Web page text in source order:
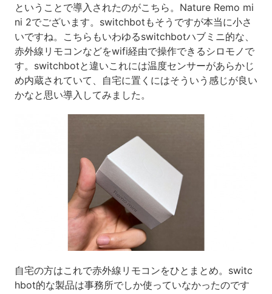
ということで導入されたのがこちら。Nature Remo mi
ni 2でございます。switchbotもそうですが本当に小さ
いですね。こちらもいわゆるswitchbotハブミニ的な、
赤外線リモコンなどをwifi経由で操作できるシロモノで
す。switchbotと違いこれには温度センサーがあらかじ
め内蔵されていて、自宅に置くにはそういう感じが良い
かなと思い導入してみました。
自宅の方はこれで赤外線リモコンをひとまとめ。switc
hbot的な製品は事務所でしか使っていなかったのです